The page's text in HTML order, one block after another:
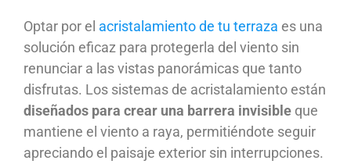
Optar por el acristalamiento de tu terraza es una
solución eficaz para protegerla del viento sin
renunciar a las vistas panorámicas que tanto
disfrutas. Los sistemas de acristalamiento están
diseñados para crear una barrera invisible que
mantiene el viento a raya, permitiéndote seguir
apreciando el paisaje exterior sin interrupciones.